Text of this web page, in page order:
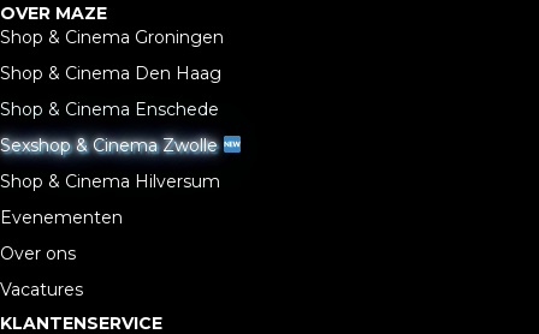
OVER MAZE
Shop & Cinema Groningen
Shop & Cinema Den Haag
Shop & Cinema Enschede
Sexshop & Cinema Zwolle
Shop & Cinema Hilversum
Evenementen
Over ons
Vacatures
KLANTENSERVICE